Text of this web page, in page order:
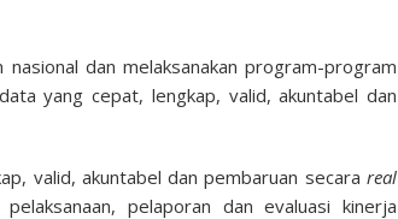
nasional dan melaksanakan program-program
yang cepat, lengkap, valid, akuntabel dan
valid, akuntabel dan pembaruan secara real
pelaporan dan evaluasi kinerja